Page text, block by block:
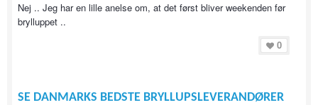
Nej .. Jeg har en lille anelse om, at det først bliver weekenden før
brylluppet ..
0
SE DANMARKS BEDSTE BRYLLUPSLEVERANDØRER